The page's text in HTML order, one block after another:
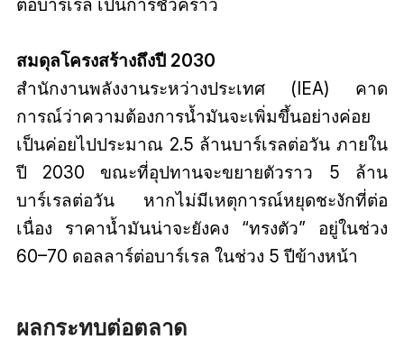
ต่อบาร์เรล เป็นการชั่วคราว
สมดุลโครงสร้างถึงปี 2030
สำนักงานพลังงานระหว่างประเทศ (IEA) คาด
การณ์ว่าความต้องการน้ำมันจะเพิ่มขึ้นอย่างค่อย
เป็นค่อยไปประมาณ 2.5 ล้านบาร์เรลต่อวัน ภายใน
ปี 2030 ขณะที่อุปทานจะขยายตัวราว 5 ล้าน
บาร์เรลต่อวัน หากไม่มีเหตุการณ์หยุดชะงักที่ต่อ
เนื่อง ราคาน้ำมันน่าจะยังคง “ทรงตัว” อยู่ในช่วง
60–70 ดอลลาร์ต่อบาร์เรล ในช่วง 5 ปีข้างหน้า
ผลกระทบต่อตลาด